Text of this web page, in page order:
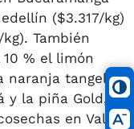
($3.317/kg)
También
% el limón
naranja tangelo,
y la piña Gold,
en Valle